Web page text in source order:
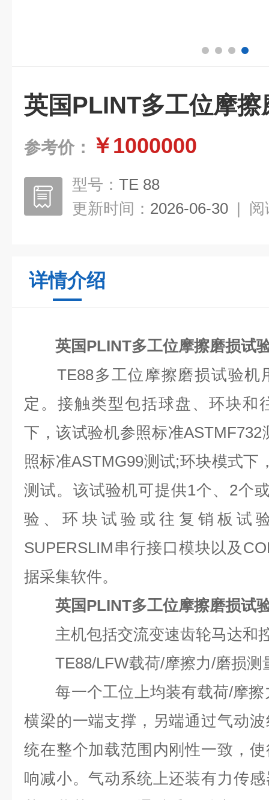
英国PLINT多⼯位摩擦
参考价： ￥1000000
型号： TE 88
更新时间： 2026-06-30 | 阅
详情介绍
英国PLINT多⼯位摩擦磨损试
TE88多工位摩擦磨损试验机
定。接触类型包括球盘、环块和
下，该试验机参照标准
照标准ASTMG99测试;环块模式下
测试。该试验机可提供1个、2个
验、环块试验或往复销板试
SUPERSLIM串行接口模块以及
据采集软件。
英国PLINT多⼯位摩擦磨损试
主机包括交流变速齿轮马达和
TE88/LFW载荷/摩擦力/磨损测
每一个工位上均装有载荷/摩擦
横梁的一端支撑，另端通过气动
统在整个加载范围内刚性一致，
响减小。气动系统上还装有力传